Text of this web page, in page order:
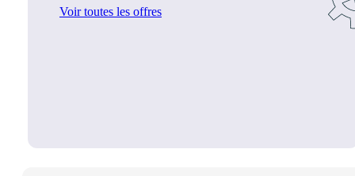
Voir toutes les offres